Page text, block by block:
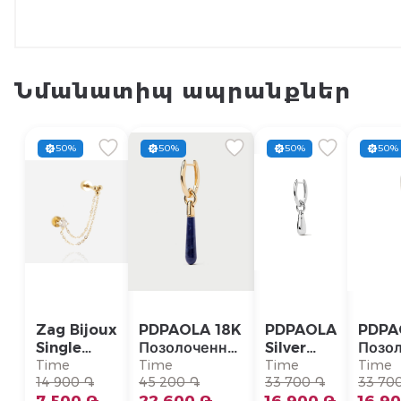
Նմանատիպ ապրանքներ
50%
Zag Bijoux
Single
Earring/
SLA22993-
Time
14 900 ֏
50%
PDPAOLA 18K
Позолоченная
Серебряная
Моно-серьга/
Time
45 200 ֏
50%
PDPAOLA
Silver
Single
Earring/
Time
33 700 ֏
50%
Моно-
Time
33